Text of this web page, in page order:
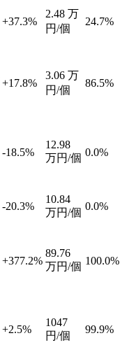
+37.3%
2.48 万
円/個
24.7%
+17.8%
3.06 万
円/個
86.5%
-18.5%
12.98
万円/個 0.0%
-20.3%
10.84
万円/個
0.0%
+377.2%
89.76
万円/個 100.0%
+2.5%
1047
円/個
99.9%